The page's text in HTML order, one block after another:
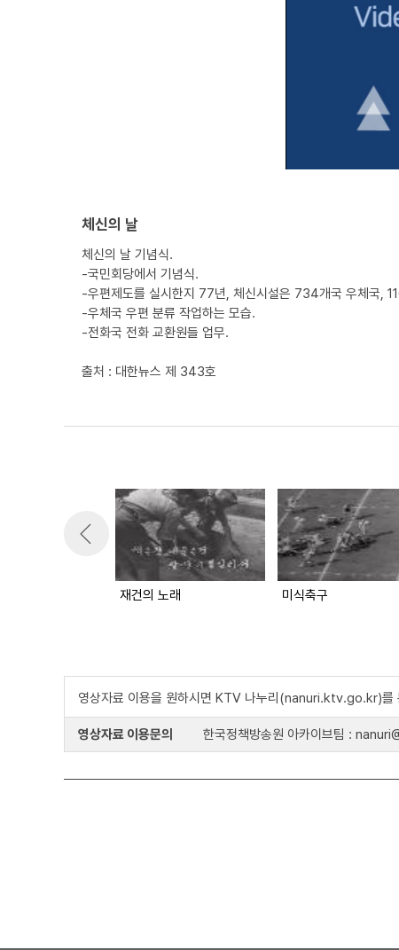
체신의 날
체신의 날 기념식.
-국민회당에서 기념식.
-우편제도를 실시한지 77년, 체신시설은 734개국 우체국,
-우체국 우편 분류 작업하는 모습.
-전화국 전화 교환원들 업무.
출처 : 대한뉴스 제 343호
재건의 노래 미식축구
영상자료 이용을 원하시면 KTV 나누리(nanuri.ktv.go.kr)를
영상자료 이용문의 한국정책방송원 아카이브팀 :